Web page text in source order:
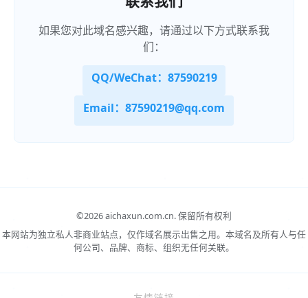
如果您对此域名感兴趣，请通过以下方式联系我
们：
QQ/WeChat：87590219
Email：87590219@qq.com
©2026 aichaxun.com.cn.保留所有权利
本网站为独立私人非商业站点，仅作域名展示出售之用。本域名及所有人与任
何公司、品牌、商标、组织无任何关联。